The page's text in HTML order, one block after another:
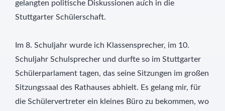
gelangten politische Diskussionen auch in die
Stuttgarter Schülerschaft.
Im 8. Schuljahr wurde ich Klassensprecher, im 10.
Schuljahr Schulsprecher und durfte so im Stuttgarter
Schülerparlament tagen, das seine Sitzungen im großen
Sitzungssaal des Rathauses abhielt. Es gelang mir, für
die Schülervertreter ein kleines Büro zu bekommen, wo